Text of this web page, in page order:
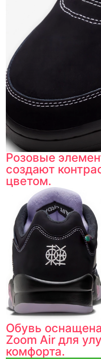
Розовые
создают
цветом.
Обувь
Zoom Air для
комфорта.